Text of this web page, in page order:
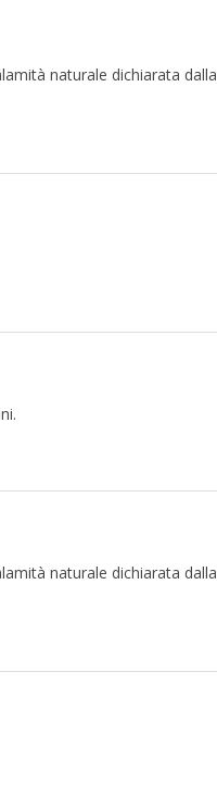
naturale dichiarata dalla
naturale dichiarata dalla